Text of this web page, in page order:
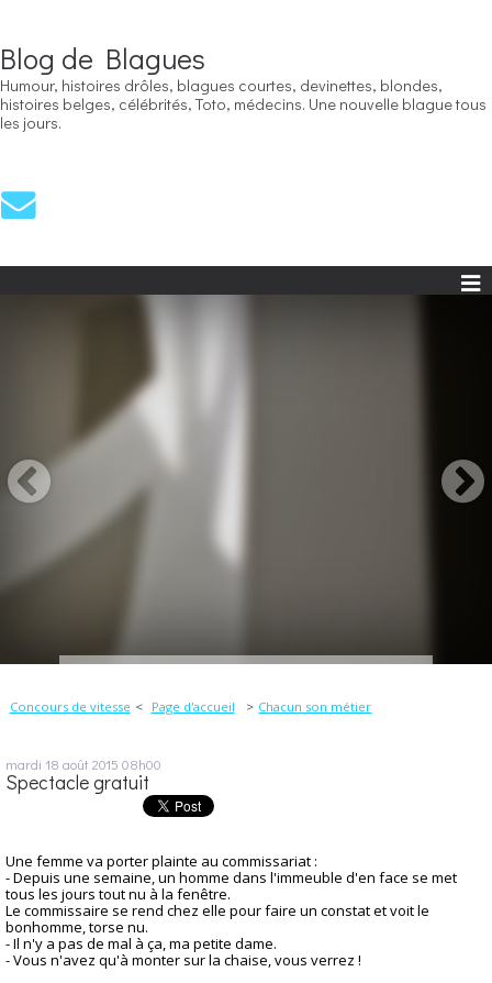
Blog de Blagues
Humour, histoires drôles, blagues courtes, devinettes, blondes,
histoires belges, célébrités, Toto, médecins. Une nouvelle blague tous
les jours.
Concours de vitesse Page d'accueil Chacun son métier
mardi 18 août 2015 08h00
Spectacle gratuit
Une femme va porter plainte au commissariat :
- Depuis une semaine, un homme dans l'immeuble d'en face se met
tous les jours tout nu à la fenêtre.
Le commissaire se rend chez elle pour faire un constat et voit le
bonhomme, torse nu.
- Il n'y a pas de mal à ça, ma petite dame.
- Vous n'avez qu'à monter sur la chaise, vous verrez !